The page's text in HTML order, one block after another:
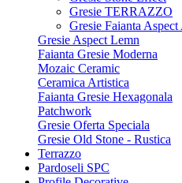
Gresie TERRAZZO
Gresie Faianta
Gresie Aspect Lemn
Faianta Gresie Moderna
Mozaic Ceramic
Ceramica Artistica
Faianta Gresie Hexagonala
Patchwork
Gresie Oferta Speciala
Gresie Old Stone - Rustica
Terrazzo
Pardoseli SPC